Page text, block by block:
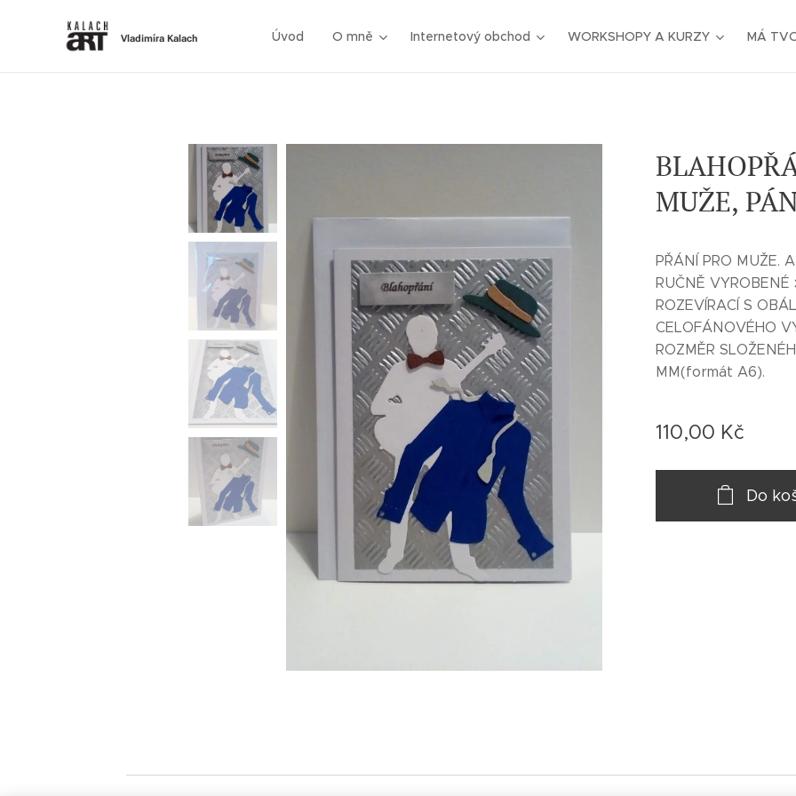
Vladimíra Kalach Úvod O mně Internetový obchod WORKSHOPY A KURZY MÁ
MUŽE,
PŘÁNÍ PRO MUŽE.
RUČNĚ VYROBENÉ
ROZEVÍRACÍ S
CELOFÁNOVÉHO
ROZMĚR
MM(formát A6).
110,00 Kč
Do